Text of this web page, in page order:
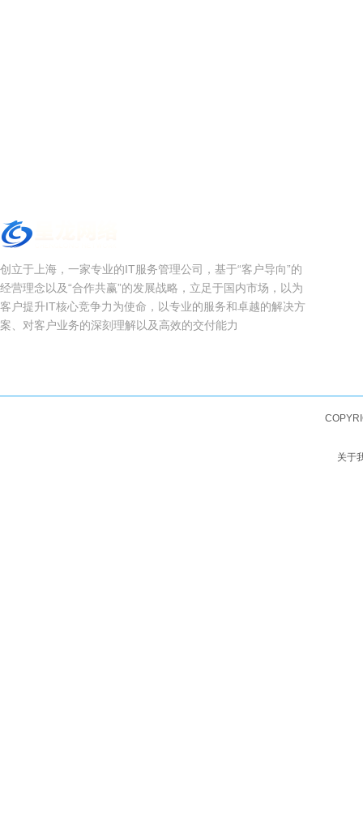
创立于上海，一家专业的IT服务管理公司，基于“客户导向”的
经营理念以及“合作共赢”的发展战略，立足于国内市场，以为
客户提升IT核心竞争力为使命，以专业的服务和卓越的解决方
案、对客户业务的深刻理解以及高效的交付能力
关于